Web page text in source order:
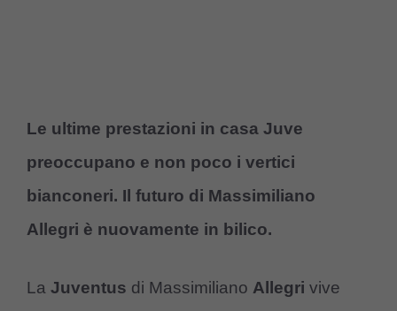
Le ultime prestazioni in casa Juve
preoccupano e non poco i vertici
bianconeri. Il futuro di Massimiliano
Allegri è nuovamente in bilico.
La Juventus di Massimiliano Allegri vive